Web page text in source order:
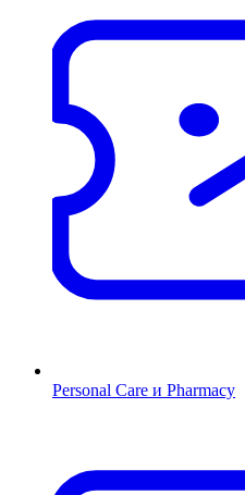
Personal Care и Pharmacy